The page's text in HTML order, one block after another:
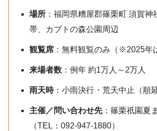
場所 ：福岡県糟屋郡篠栗町 須賀神
帯、カブトの森公園周辺
観覧席 ：無料観覧のみ（※2025年
来場者数 ：例年 約1万人～2万人
雨天時：小雨決行・荒天中止（順
主催／問い合わせ先：篠栗祇園夏
（TEL：092-947-1880）